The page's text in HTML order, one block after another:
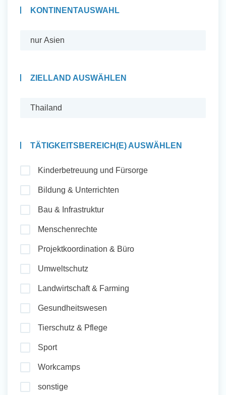
Initiativbewerbung
Auslandserfahrung Sammeln
Initiativbewerbung
KONTINENTAUSWAHL
ZIELLAND AUSWÄHLEN
TÄTIGKEITSBEREICH(E) AUSWÄHLEN
Kinderbetreuung und Fürsorge
Bildung & Unterrichten
Bau & Infrastruktur
Menschenrechte
Projektkoordination & Büro
Umweltschutz
Landwirtschaft & Farming
Gesundheitswesen
Tierschutz & Pflege
Sport
Workcamps
sonstige